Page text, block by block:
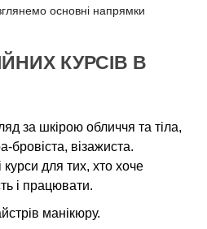
основні напрямки
КУРСІВ В
за шкірою обличчя та тіла,
бровіста, візажиста.
для тих, хто хоче
і працювати.
манікюру.